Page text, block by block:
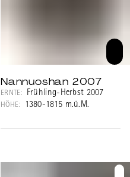
Nannuoshan 2007
ERNTE: Frühling-Herbst 2007
HÖHE: 1380-1815 m.ü.M.